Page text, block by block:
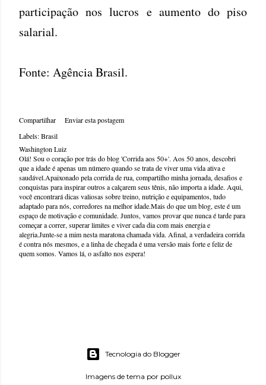
participação nos lucros e aumento do piso
salarial.
Fonte: Agência Brasil.
Compartilhar
Enviar esta postagem
Labels:Brasil
Washington Luiz
Olá! Sou o coração por trás do blog 'Corrida aos 50+'. Aos 50 anos, descobri
que a idade é apenas um número quando se trata de viver uma vida ativa e
saudável.Apaixonado pela corrida de rua, compartilho minha jornada, desafios e
conquistas para inspirar outros a calçarem seus tênis, não importa a idade. Aqui,
você encontrará dicas valiosas sobre treino, nutrição e equipamentos, tudo
adaptado para nós, corredores na melhor idade.Mais do que um blog, este é um
espaço de motivação e comunidade. Juntos, vamos provar que nunca é tarde para
começar a correr, superar limites e viver cada dia com mais energia e
alegria.Junte-se a mim nesta maratona chamada vida. Afinal, a verdadeira corrida
é contra nós mesmos, e a linha de chegada é uma versão mais forte e feliz de
quem somos. Vamos lá, o asfalto nos espera!
Tecnologia do Blogger
Imagens de tema por pollux